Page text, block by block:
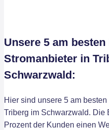
Unsere 5 am
Stromanbieter in
Schwarzwald:
Hier sind unsere 5 am
Triberg im Schwarzwald. Die
Prozent der Kunden einen